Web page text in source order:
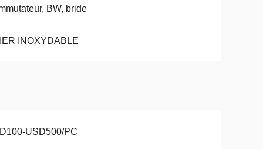
BW, bride
INOXYDABLE
USD500/PC